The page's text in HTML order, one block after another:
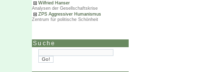
Wilfried Hanser
Analysen der Gesellschaftskrise
ZPS Aggressiver Humanismus
Zentrum für politische Schönheit
Suche